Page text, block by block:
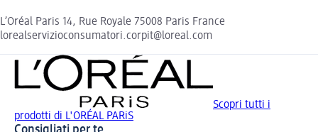
L’Oréal Paris 14, Rue Royale 75008 Paris France
lorealservizioconsumatori.corpit@loreal.com
Scopri tutti i
prodotti di L'ORÉAL PARiS